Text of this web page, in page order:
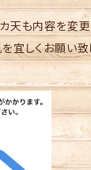
天も内容を変更
宜しくお願い致